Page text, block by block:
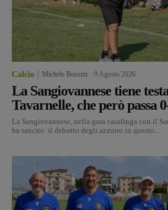
Calcio Michele Bossini 9 Agosto 2026
La Sangiovannese tiene
Tavarnelle, che però passa
La Sangiovannese, nella gara casalinga con il
ha sancito il debutto degli azzurro in questo...